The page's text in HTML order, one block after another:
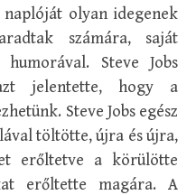
naplóját olyan idegenek
számára, saját
humorával. Steve Jobs
jelentette, hogy a
Steve Jobs egész
töltötte, újra és újra,
erőltetve a körülötte
erőltette magára. A